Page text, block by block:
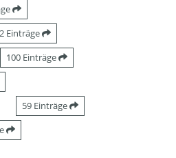
Einträge
100 Einträge
59 Einträge